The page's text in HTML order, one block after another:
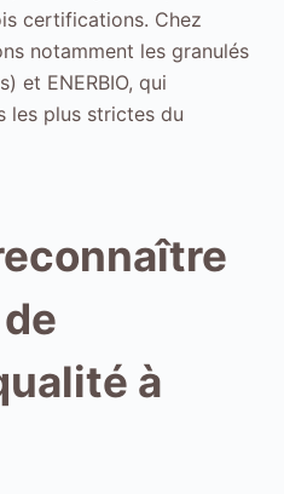
certifications. Chez
notamment les granulés
et ENERBIO, qui
les plus strictes du
à